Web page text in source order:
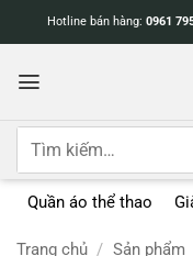
dung
Hotline bán hàng: 0961
Tìm
Quần áo thể thao
Trang chủ / Sản phẩm